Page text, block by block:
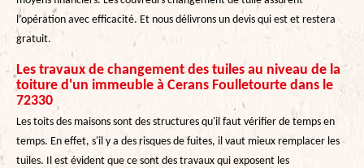
l’opération avec efficacité. Et nous délivrons un devis qui est et restera
gratuit.
Les travaux de changement des tuiles au niveau de la
toiture d'un immeuble à Cerans Foulletourte dans le
72330
Les toits des maisons sont des structures qu'il faut vérifier de temps en
temps. En effet, s'il y a des risques de fuites, il vaut mieux remplacer les
tuiles. Il est évident que ce sont des travaux qui exposent les